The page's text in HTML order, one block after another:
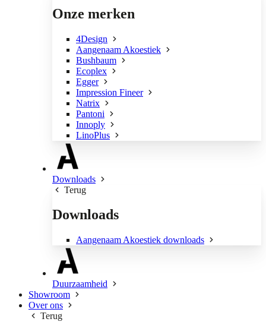
Onze merken
4Design
Aangenaam Akoestiek
Bushbaum
Ecoplex
Egger
Impression Fineer
Natrix
Pantoni
Innoply
LinoPlus
Downloads
Terug
Downloads
Aangenaam Akoestiek downloads
Duurzaamheid
Showroom
Over ons
Terug